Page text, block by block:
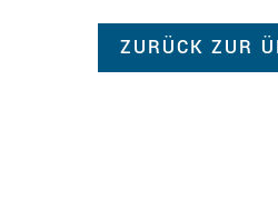
ZURÜCK ZUR